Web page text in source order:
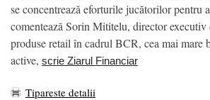
se concentrează eforturile jucătorilor pentru
comentează Sorin Mititelu, director executiv
produse retail în cadrul BCR, cea mai mare
active, scrie Ziarul Financiar
Tipareste detalii